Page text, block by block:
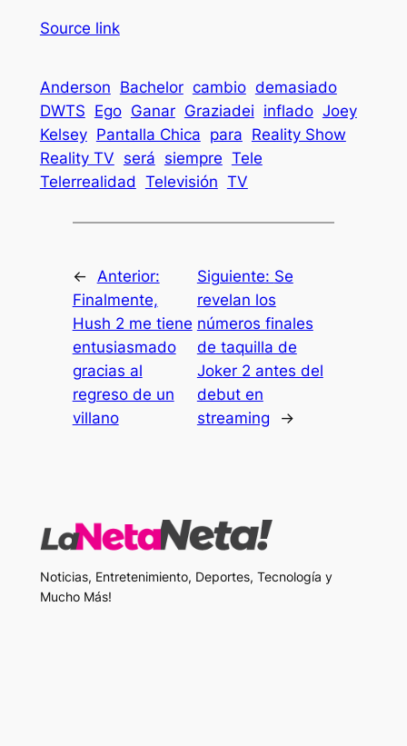
Source link
Anderson Bachelor cambio demasiado
DWTS Ego Ganar Graziadei inflado Joey
Kelsey Pantalla Chica para Reality Show
Reality TV será siempre Tele
Telerrealidad Televisión TV
←
Anterior:
Finalmente,
Hush 2 me tiene
entusiasmado
gracias al
regreso de un
villano
Siguiente: Se
revelan los
números finales
de taquilla de
Joker 2 antes del
debut en
streaming
→
Noticias, Entretenimiento, Deportes, Tecnología y
Mucho Más!